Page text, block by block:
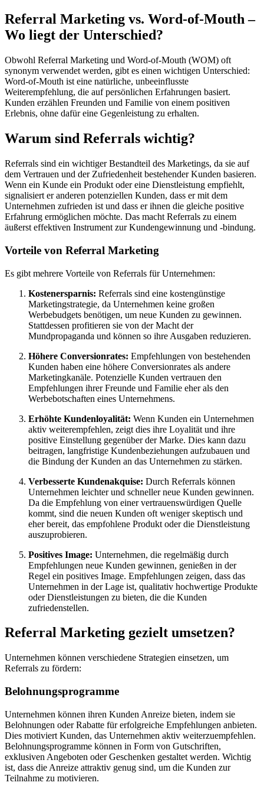
Referral Marketing vs. Word-of-Mouth –
Wo liegt der Unterschied?
Obwohl Referral Marketing und Word-of-Mouth (WOM) oft
synonym verwendet werden, gibt es einen wichtigen Unterschied:
Word-of-Mouth ist eine natürliche, unbeeinflusste
Weiterempfehlung, die auf persönlichen Erfahrungen basiert.
Kunden erzählen Freunden und Familie von einem positiven
Erlebnis, ohne dafür eine Gegenleistung zu erhalten.
Warum sind Referrals wichtig?
Referrals sind ein wichtiger Bestandteil des Marketings, da sie auf
dem Vertrauen und der Zufriedenheit bestehender Kunden basieren.
Wenn ein Kunde ein Produkt oder eine Dienstleistung empfiehlt,
signalisiert er anderen potenziellen Kunden, dass er mit dem
Unternehmen zufrieden ist und dass er ihnen die gleiche positive
Erfahrung ermöglichen möchte. Das macht Referrals zu einem
äußerst effektiven Instrument zur Kundengewinnung und -bindung.
Vorteile von Referral Marketing
Es gibt mehrere Vorteile von Referrals für Unternehmen:
Kostenersparnis: Referrals sind eine kostengünstige
Marketingstrategie, da Unternehmen keine großen
Werbebudgets benötigen, um neue Kunden zu gewinnen.
Stattdessen profitieren sie von der Macht der
Mundpropaganda und können so ihre Ausgaben reduzieren.
Höhere Conversionrates: Empfehlungen von bestehenden
Kunden haben eine höhere Conversionrates als andere
Marketingkanäle. Potenzielle Kunden vertrauen den
Empfehlungen ihrer Freunde und Familie eher als den
Werbebotschaften eines Unternehmens.
Erhöhte Kundenloyalität: Wenn Kunden ein Unternehmen
aktiv weiterempfehlen, zeigt dies ihre Loyalität und ihre
positive Einstellung gegenüber der Marke. Dies kann dazu
beitragen, langfristige Kundenbeziehungen aufzubauen und
die Bindung der Kunden an das Unternehmen zu stärken.
Verbesserte Kundenakquise: Durch Referrals können
Unternehmen leichter und schneller neue Kunden gewinnen.
Da die Empfehlung von einer vertrauenswürdigen Quelle
kommt, sind die neuen Kunden oft weniger skeptisch und
eher bereit, das empfohlene Produkt oder die Dienstleistung
auszuprobieren.
Positives Image: Unternehmen, die regelmäßig durch
Empfehlungen neue Kunden gewinnen, genießen in der
Regel ein positives Image. Empfehlungen zeigen, dass das
Unternehmen in der Lage ist, qualitativ hochwertige Produkte
oder Dienstleistungen zu bieten, die die Kunden
zufriedenstellen.
Referral Marketing gezielt umsetzen?
Unternehmen können verschiedene Strategien einsetzen, um
Referrals zu fördern:
Belohnungsprogramme
Unternehmen können ihren Kunden Anreize bieten, indem sie
Belohnungen oder Rabatte für erfolgreiche Empfehlungen anbieten.
Dies motiviert Kunden, das Unternehmen aktiv weiterzuempfehlen.
Belohnungsprogramme können in Form von Gutschriften,
exklusiven Angeboten oder Geschenken gestaltet werden. Wichtig
ist, dass die Anreize attraktiv genug sind, um die Kunden zur
Teilnahme zu motivieren.